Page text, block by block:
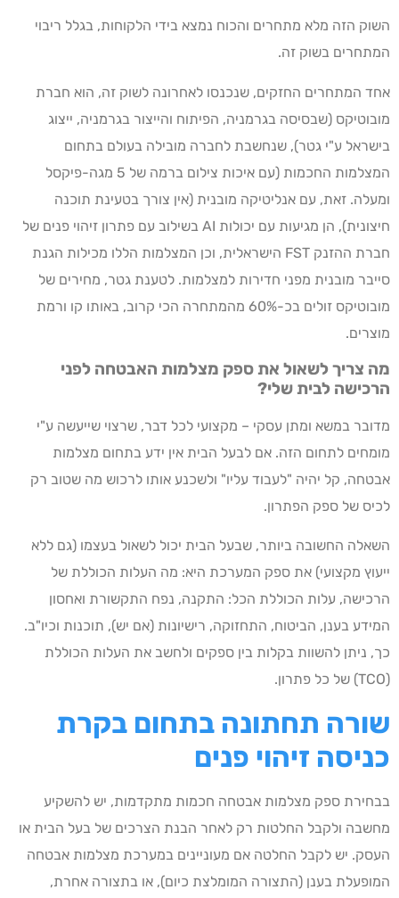
השוק הזה מלא מתחרים והכוח נמצא בידי הלקוחות, בגלל ריבוי
המתחרים בשוק זה.
אחד המתחרים החזקים, שנכנסו לאחרונה לשוק זה, הוא חברת
מובוטיקס (שבסיסה בגרמניה, הפיתוח והייצור בגרמניה, ייצוג
בישראל ע"י גטר), שנחשבת לחברה מובילה בעולם בתחום
המצלמות החכמות (עם איכות צילום ברמה של 5 מגה-פיקסל
ומעלה. זאת, עם אנליטיקה מובנית (אין צורך בטעינת תוכנה
חיצונית), הן מגיעות עם יכולות AI בשילוב עם פתרון זיהוי פנים של
חברת ההזנק FST הישראלית, וכן המצלמות הללו מכילות הגנת
סייבר מובנית מפני חדירות למצלמות. לטענת גטר, מחירים של
מובוטיקס זולים בכ-60% מהמתחרה הכי קרוב, באותו קו ורמת
מוצרים.
מה צריך לשאול את ספק מצלמות האבטחה לפני
הרכישה לבית שלי?
מדובר במשא ומתן עסקי – מקצועי לכל דבר, שרצוי שייעשה ע"י
מומחים לתחום הזה. אם לבעל הבית אין ידע בתחום מצלמות
אבטחה, קל יהיה "לעבוד עליו" ולשכנע אותו לרכוש מה שטוב רק
לכיס של ספק הפתרון.
השאלה החשובה ביותר, שבעל הבית יכול לשאול בעצמו (גם ללא
ייעוץ מקצועי) את ספק המערכת היא: מה העלות הכוללת של
הרכישה, עלות הכוללת הכל: התקנה, נפח התקשורת ואחסון
המידע בענן, הביטוח, התחזוקה, רישיונות (אם יש), תוכנות וכיו"ב.
כך, ניתן להשוות בקלות בין ספקים ולחשב את העלות הכוללת
(TCO) של כל פתרון.
שורה תחתונה בתחום בקרת
כניסה זיהוי פנים
בבחירת ספק מצלמות אבטחה חכמות מתקדמות, יש להשקיע
מחשבה ולקבל החלטות רק לאחר הבנת הצרכים של בעל הבית או
העסק. יש לקבל החלטה אם מעוניינים במערכת מצלמות אבטחה
המופעלת בענן (התצורה המומלצת כיום), או בתצורה אחרת,